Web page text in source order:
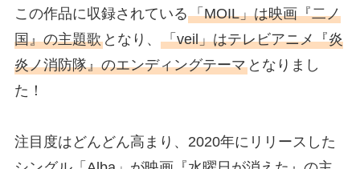
この作品に収録されている「MOIL」は映画『二ノ
国』の主題歌となり、 「veil」はテレビアニメ『炎
炎ノ消防隊』のエンディングテーマとなりまし
た！
注目度はどんどん高まり、2020年にリリースした